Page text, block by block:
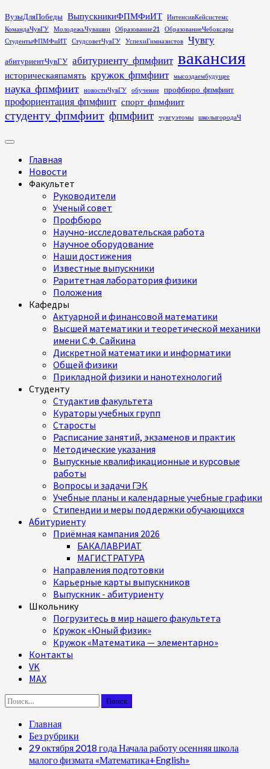
Перейти
к
содержимому
ВузыДляПобеды ВыпускникиФПМФиИТ
ИнтенсивКейсистемс
КомандаЧувГУ
МолодежьЧувашии Образование21
ОбразованиеЧебоксары
СтудентыФПМФиИТ
СтудсоветЧувГУ УспехиГимназистов Чувгу
абитуриентЧувГУ абитуриенту_фпмфиит вакансия
историческаяпамять кружок_фпмфиит мысоздаембудущее
наука_фпмфиит новостиЧувГУ обучение профбюро_фпмфиит
профориентация_фпмфиит спорт_фпмфиит
студенту_фпмфиит фпмфиит чувгуэтомы школыгородаЧ
Основное
Главная
Новости
Факультет
Руководители
Ученый совет
Профбюро
Научно-исследовательская работа
Научное оборудование
Наши достижения
Известные выпускники
Раритетная лаборатория физики
Положения
Кафедры
Актуарной и финансовой математики
Высшей математики и теоретической механики
имени С.Ф. Сайкина
Дискретной математики и информатики
Общей физики
Прикладной физики и нанотехнологий
Студенту
Студактив факультета
Кураторы учебных групп
Старосты
Расписание занятий, экзаменов и практик
Методические указания
Выпускные квалификационные и курсовые
работы
Вопросы и задачи ГЭК
Учебные планы и календарные учебные графики
Стипендии и меры поддержки обучающихся
Абитуриенту
Приёмная кампания 2026
БАКАЛАВРИАТ
МАГИСТРАТУРА
Направления подготовки
Карьерные карты выпускников
Выпускник - абитуриенту
Школьнику
Погрузитесь в мир нашего факультета
Кружок «Юный физик»
Кружок «Математика — элементарно»
Контакты
VK
MAX
Найти:
Главная
Без рубрики
29 октября 2018 года Начала работу осенняя школа
малого физмата «Математика+English»